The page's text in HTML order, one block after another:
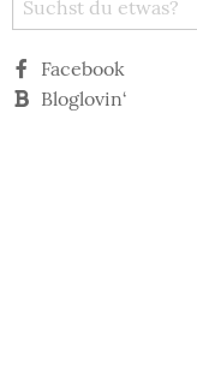
Facebook
Bloglovin‘